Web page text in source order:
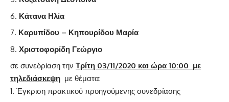
Κάτανα Ηλία
Καρυπίδου – Κηπουρίδου Μαρία
Χριστοφορίδη Γεώργιο
σε συνεδρίαση την Τρίτη 03/11/2020 και ώρα 10:00 με
τηλεδιάσκεψη με θέματα:
Έγκριση πρακτικού προηγούμενης συνεδρίασης